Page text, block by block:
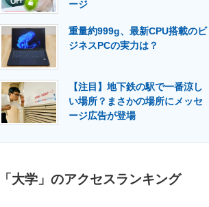
ージ
重量約999g、最新CPU搭載のビ
ジネスPCの実力は？
【注目】地下鉄の駅で一番涼し
い場所？まさかの場所にメッセ
ージ広告が登場
「大学」のアクセスランキング